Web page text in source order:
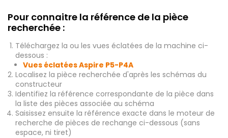
Pour connaitre la référence de la pièce
recherchée :
Téléchargez la ou les vues éclatées de la machine ci-
dessous :
Vues éclatées Aspire P5-P4A
Localisez la pièce recherchée d'après les schémas du
constructeur
Identifiez la référence correspondante de la pièce dans
la liste des pièces associée au schéma
Saisissez ensuite la référence exacte dans le moteur de
recherche de pièces de rechange ci-dessous (sans
espace, ni tiret)